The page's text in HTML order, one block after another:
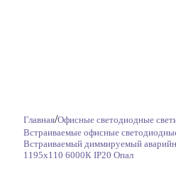
Главная/Офисные светодиодные
Встраиваемые офисные
Встраиваемый диммируемый
1195x110 6000К IP20 Опал